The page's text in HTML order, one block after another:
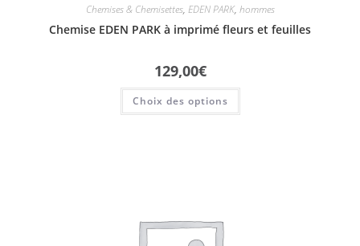
Chemises & Chemisettes, EDEN PARK, hommes
Chemise EDEN PARK à imprimé fleurs et feuilles
129,00€
Choix des options